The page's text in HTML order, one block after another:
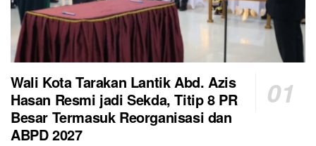
Wali Kota Tarakan Lantik Abd. Azis
Hasan Resmi jadi Sekda, Titip 8 PR
Besar Termasuk Reorganisasi dan
ABPD 2027